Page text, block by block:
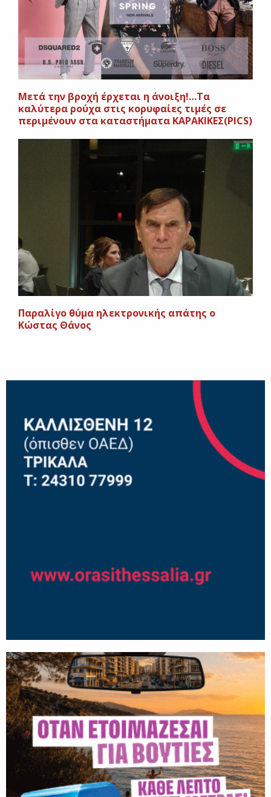
Μετά την βροχή έρχεται η άνοιξη!…Τα
καλύτερα ρούχα στις κορυφαίες τιμές σε
περιμένουν στα καταστήματα ΚΑΡΑΚΙΚΕΣ(PICS)
Παραλίγο θύμα ηλεκτρονικής απάτης ο
Κώστας Θάνος